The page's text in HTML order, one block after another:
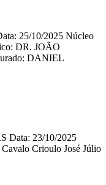
25/10/2025 Núcleo
DR. JOÃO
DANIEL
Data: 23/10/2025
Crioulo José Júlio